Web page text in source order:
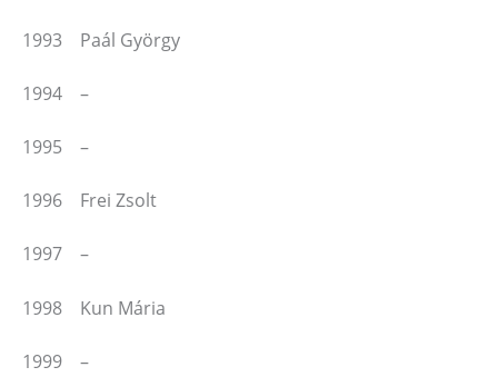
1993 Paál György
1994 –
1995 –
1996 Frei Zsolt
1997 –
1998 Kun Mária
1999 –